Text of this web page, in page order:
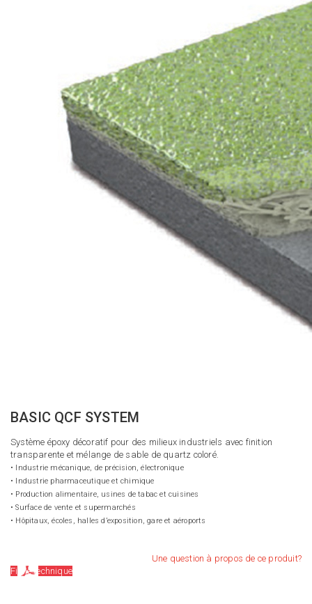
BASIC QCF SYSTEM
Système époxy décoratif pour des milieux industriels avec finition
transparente et mélange de sable de quartz coloré.
• Industrie mécanique, de précision, électronique
• Industrie pharmaceutique et chimique
• Production alimentaire, usines de tabac et cuisines
• Surface de vente et supermarchés
• Hôpitaux, écoles, halles d’exposition, gare et aéroports
Une question à propos de ce produit?
Fiche technique